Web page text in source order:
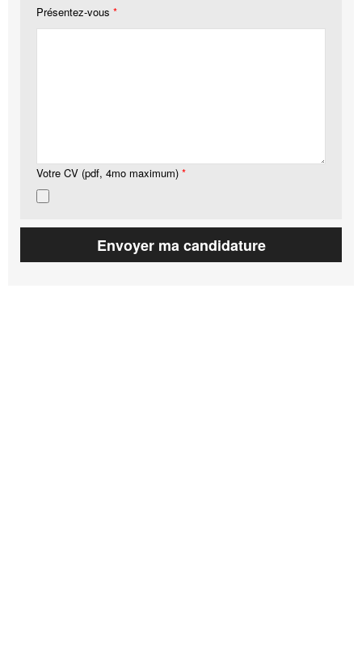
Présentez-vous *
Votre CV (pdf, 4mo maximum) *